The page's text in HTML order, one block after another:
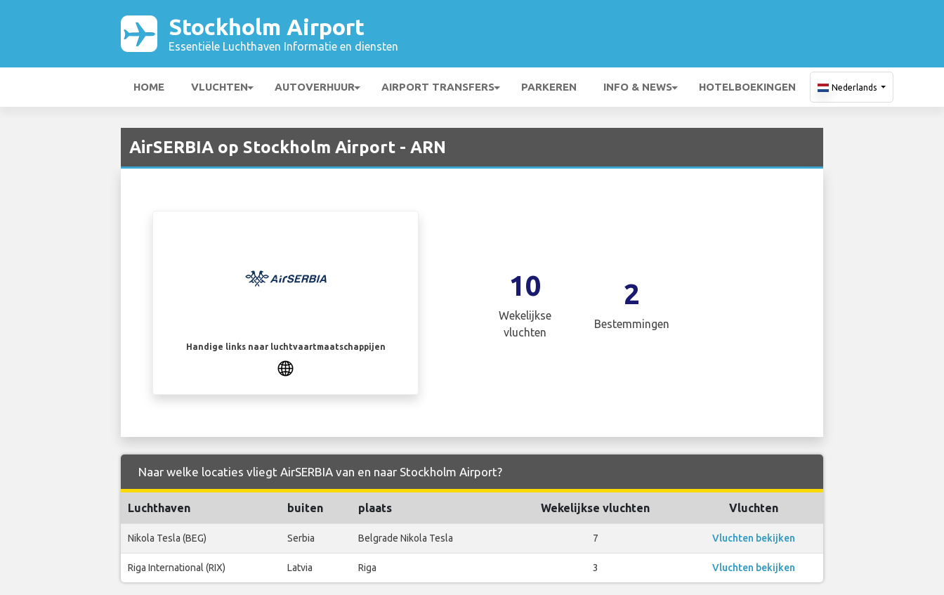
Stockholm Airport
Essentiële Luchthaven Informatie en diensten
HOME VLUCHTEN AUTOVERHUUR AIRPORT TRANSFERS PARKEREN INFO & NEWS HOTELBOEKINGEN Nederlands
AirSERBIA op Stockholm Airport - ARN
Handige links naar luchtvaartmaatschappijen
10
Wekelijkse
vluchten
2
Bestemmingen
Naar welke locaties vliegt AirSERBIA van en naar Stockholm Airport?
Luchthaven buiten plaats Wekelijkse vluchten Vluchten
Nikola Tesla (BEG) Serbia Belgrade Nikola Tesla 7 Vluchten bekijken
Riga International (RIX) Latvia Riga 3 Vluchten bekijken